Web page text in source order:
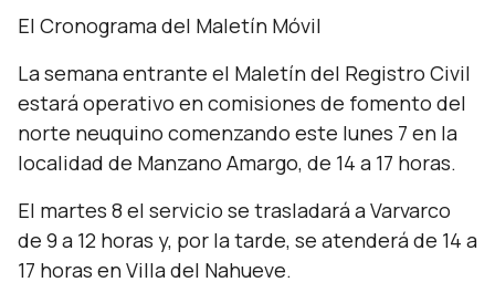
El Cronograma del Maletín Móvil
La semana entrante el Maletín del Registro Civil
estará operativo en comisiones de fomento del
norte neuquino comenzando este lunes 7 en la
localidad de Manzano Amargo, de 14 a 17 horas.
El martes 8 el servicio se trasladará a Varvarco
de 9 a 12 horas y, por la tarde, se atenderá de 14 a
17 horas en Villa del Nahueve.